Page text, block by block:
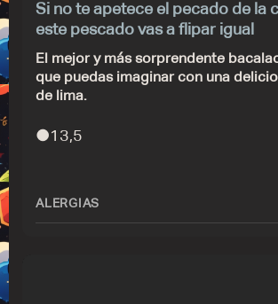
Si no te apetece el pecado de la
este pescado vas a flipar igual
El mejor y más sorprendente
que puedas imaginar con una
de lima.
●13,5
ALERGIAS